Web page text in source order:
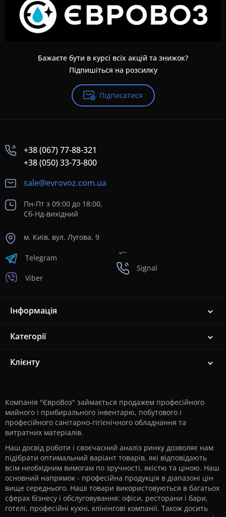
Бажаєте бути в курсі всіх акцій та знижок?
Підпишіться на розсилку
Підписатися
+38 (067) 77-88-321
+38 (050) 33-73-800
sale@evrovoz.com.ua
Пн-Пт з 09:00 до 18:00,
Сб-Нд-вихідний
м. Київ, вул. Лугова, 9
Telegram
Viber
Signal
Інформація
Категорії
Клієнту
Компанія "ЄвроВоз" займається продажем професійного
мийного і прибирального інвентарю, побутового і
професійного санітарно-гігієнічного обладнання та
витратних матеріалів.
Наш досвід роботи і своєчасний аналіз ринку дозволяє нам
підібрати оптимальний варіант товарів, які відповідають
всім необхідним вимогам по зручності, якістю та ціною. Наш
основний напрямок - професійна продукція в діапазоні цін
вище середнього. Наші товари використовуються в багатьох
сферах бізнесу і обслуговування: офіси, ресторани і бари,
готелі, професійні кухні, клінінгові компанії. Також досить